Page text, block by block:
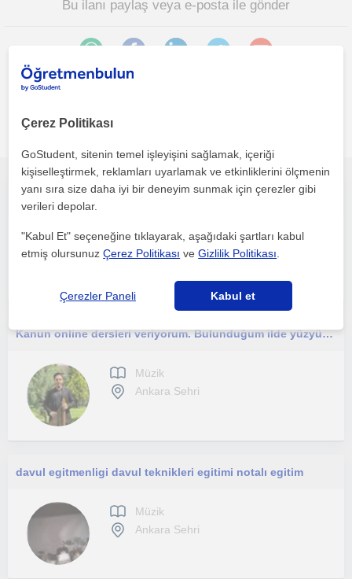
Bu ilanı paylaş veya e-posta ile gönder
Ankara sehri, Çankaya (Ankara), Mamak bölgesinde ilginizi
Müzik
Ankara Sehri, Çankaya (A...
Kanun online dersleri veriyorum. Bulunduğum ilde yüzyüze de yapabiliriz
Müzik
Ankara Sehri
davul egitmenligi davul teknikleri egitimi notalı egitim
Müzik
Ankara Sehri
Çerez Politikası
GoStudent, sitenin temel işleyişini sağlamak, içeriği
kişiselleştirmek, reklamları uyarlamak ve etkinliklerini ölçmenin
yanı sıra size daha iyi bir deneyim sunmak için çerezler gibi
verileri depolar.
"Kabul Et" seçeneğine tıklayarak, aşağıdaki şartları kabul
etmiş olursunuzÇerez Politikası veGizlilik Politikası
Çerezler Paneli Kabul et